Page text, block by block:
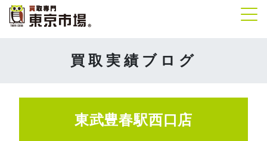
買取実績ブログ
東武豊春駅西口店